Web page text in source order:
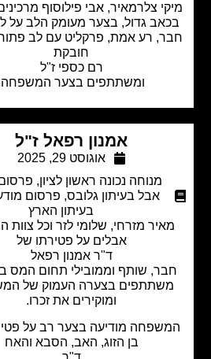
צלרמאיר, אבי פילוסוף מרכינים ראשם
גדול, בצער מעומק הלב על לכתו של
רע אמת, פרקליט עם לב פתוח ונשמה
רם כספי ז"ל
ומשתתפים בצער המשפחה.
אמנון רפאל ז"ל
אוגוסט 29, 2025
מנוחה נכונה ראשון לציון,פרסום מודעת
אבל בעיתון גלובס, פרסום מודעת אבל
בעיתון הארץ
מזרחי, שלומי לזר וכל צוות המשרד
אבלים על פטירתו של
ד"ר אמנון רפאל
שותף וממובילי תחום המס בישראל
בצערה העמוק של המשפחה
ומוקירים את זכרו.
מודיעה בצער רב על פטירתו של
בן הזוג, האב, הסבא והאח